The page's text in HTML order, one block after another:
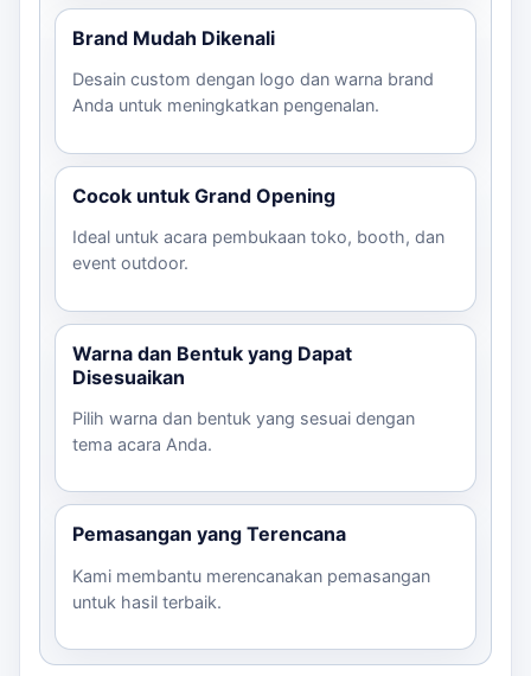
via WhatsApp sekarang!
Brand Mudah Dikenali
Desain custom dengan logo dan warna brand
Anda untuk meningkatkan pengenalan.
Cocok untuk Grand Opening
Ideal untuk acara pembukaan toko, booth, dan
event outdoor.
Warna dan Bentuk yang Dapat
Disesuaikan
Pilih warna dan bentuk yang sesuai dengan
tema acara Anda.
Pemasangan yang Terencana
Kami membantu merencanakan pemasangan
untuk hasil terbaik.